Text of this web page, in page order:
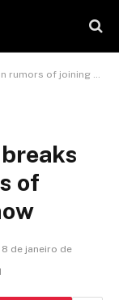
joining the reality show
of
8 de janeiro de